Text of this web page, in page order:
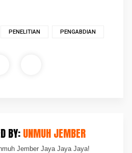
PENELITIAN PENGABDIAN
BY:UNMUH JEMBER
Jember Jaya Jaya Jaya!